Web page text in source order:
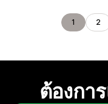
1 2
ต้องกา